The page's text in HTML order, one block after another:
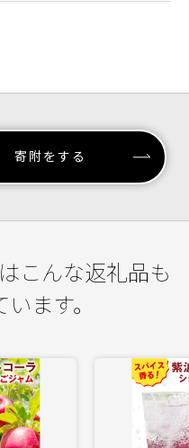
寄附をする
こんな返礼品も
ます。